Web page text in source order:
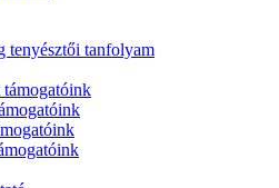
tenyésztői tanfolyam